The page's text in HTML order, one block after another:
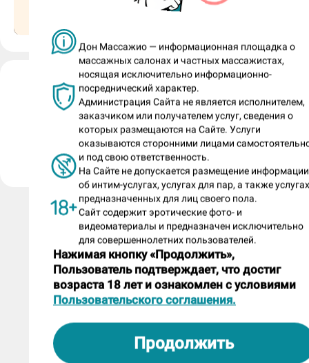
Дон Массажио — информационная площадка о
массажных салонах и частных массажистах,
носящая исключительно информационно-
посреднический характер.
Администрация Сайта не является исполнителем,
заказчиком или получателем услуг, сведения о
которых размещаются на Сайте. Услуги
оказываются сторонними лицами
и под свою ответственность.
На Сайте не допускается размещение информации
об интим-услугах, услугах для пар, а также
предназначенных для лиц своего пола.
Сайт содержит эротические фото- и
видеоматериалы и предназначен исключительно
для совершеннолетних пользователей.
Нажимая кнопку «Продолжить»,
Пользователь подтверждает, что достиг
возраста 18 лет и ознакомлен с условиями
Пользовательского соглашения.
Продолжить
Мила (номер анкеты: 641934)
анкета размещена салоном «Шоколадный заяц»
Пожаловаться на анкету